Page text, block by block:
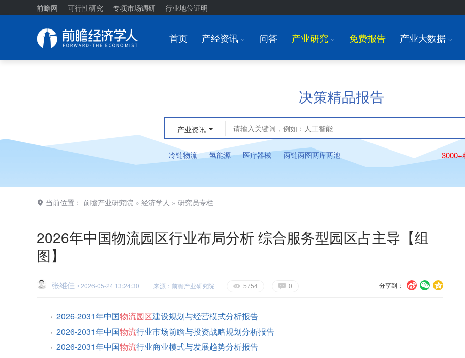
前瞻网 可行性研究 专项市场调研 行业地位证明
首页 产经资讯 I 问答 产业研究 I 免费报告 产业大数据 I
决策精品报告
产业资讯
冷链物流 氢能源 医疗器械 两链两图两库两池 3000+
当前位置： 前瞻产业研究院 » 经济学人 » 研究员专栏
2026年中国物流园区行业布局分析 综合服务型园区占主导【组
图】
U V c
分享到：
张维佳 • 2026-05-24 13:24:30 来源：前瞻产业研究院 E 5754 G 0
2026-2031年中国物流园区建设规划与经营模式分析报告
2026-2031年中国物流行业市场前瞻与投资战略规划分析报告
2026-2031年中国物流行业商业模式与发展趋势分析报告